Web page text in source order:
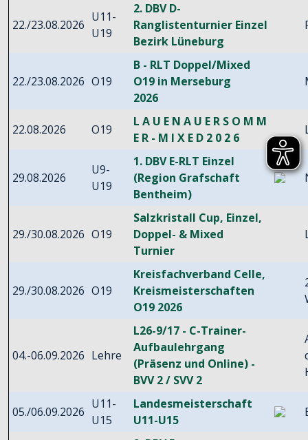
22./23.08.2026
U11-
U19
2. DBV D-
Ranglistenturnier Einzel
Bezirk Lüneburg
22./23.08.2026 O19
B - RLT Doppel/Mixed
O19 in Merseburg
2026
22.08.2026 O19
L A U E N A U E R S O M M
E R - M I X E D 2 0 2 6
29.08.2026
U9-
U19
1. DBV E-RLT Einzel
(Region Grafschaft
Bentheim)
29./30.08.2026 O19
Salzkristall Cup, Einzel,
Doppel- & Mixed
Turnier
29./30.08.2026 O19
Kreisfachverband Celle,
Kreismeisterschaften
O19 2026
04.-06.09.2026 Lehre
L26-9/17 - C-Trainer-
Aufbaulehrgang
(Präsenz und Online) -
BVV 2 / SVV 2
05./06.09.2026
U11-
U15
Landesmeisterschaft
U11-U15